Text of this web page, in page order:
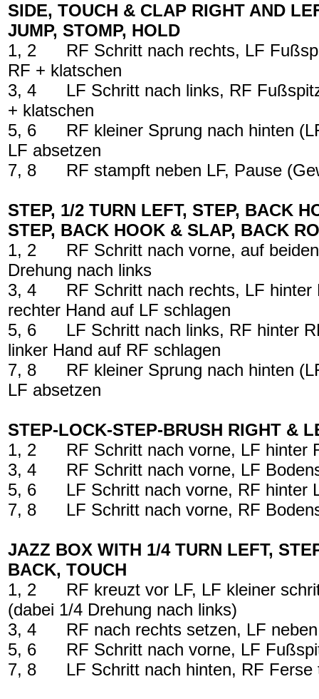
SIDE, TOUCH & CLAP RIGHT AND
JUMP, STOMP, HOLD
1, 2
RF Schritt nach rechts, LF
RF + klatschen
3, 4
LF Schritt nach links, RF
+ klatschen
5, 6
RF kleiner Sprung nach hinten
LF absetzen
7, 8
RF stampft neben LF, Pause
STEP, 1/2 TURN LEFT, STEP, BACK
STEP, BACK HOOK & SLAP, BACK
1, 2
RF Schritt nach vorne, auf
Drehung nach links
3, 4
RF Schritt nach rechts, LF hinter
rechter Hand auf LF schlagen
5, 6
LF Schritt nach links, RF hinter
linker Hand auf RF schlagen
7, 8
RF kleiner Sprung nach hinten
LF absetzen
STEP-LOCK-STEP-BRUSH RIGHT &
1, 2
RF Schritt nach vorne, LF hinter
3, 4
RF Schritt nach vorne, LF
5, 6
LF Schritt nach vorne, RF hinter
7, 8
LF Schritt nach vorne, RF
JAZZ BOX WITH 1/4 TURN LEFT,
BACK, TOUCH
1, 2
RF kreuzt vor LF, LF kleiner
(dabei 1/4 Drehung nach links)
3, 4
RF nach rechts setzen, LF
5, 6
RF Schritt nach vorne, LF
7, 8
LF Schritt nach hinten, RF Ferse